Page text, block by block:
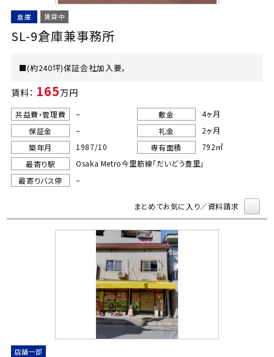
倉庫 賃貸中
SL-9倉庫兼事務所
■(約240坪)保証会社加入要。
賃料： 165万円
共益費・管理費 – 敷金
4ヶ月
保証金
– 礼金
2ヶ月
築年月
1987/10 専有面積
792㎡
最寄り駅
Osaka Metro今里筋線「だいどう豊里」
最寄りバス停
–
まとめてお気に入り／資料請求
店舗一部